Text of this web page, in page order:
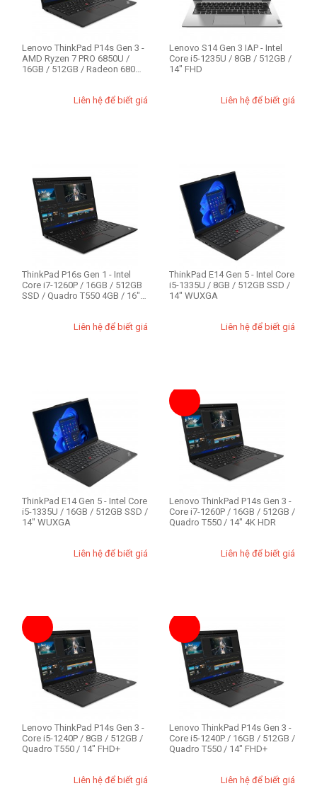
14.5 inch
15.6 inch
16 inch
Legion 5 Pro
Lenovo ThinkStation
ThinkPad Edge E
Nhu cầu sử dụng
Gaming
Thiết kế đồ họa
256GB
512GB
1TB
Option
E14
E14 Gen 4
ThinkStation P340
RAM - Bộ Nhớ
8GB
32GB
64GB
Lenovo ThinkPad P14s Gen 3 -
AMD Ryzen 7 PRO 6850U /
16GB / 512GB / Radeon 680M
Liên hệ để biết giá
Lenovo S14 Gen 3 IAP - Intel
Core i5-1235U / 8GB / 512GB /
14" FHD
Liên hệ để biết giá
ThinkPad P16s Gen 1 - Intel
Core i7-1260P / 16GB / 512GB
SSD / Quadro T550 4GB / 16"
Liên hệ để biết giá
ThinkPad E14 Gen 5 - Intel Core
i5-1335U / 8GB / 512GB SSD /
14" WUXGA
Liên hệ để biết giá
ThinkPad E14 Gen 5 - Intel Core
i5-1335U / 16GB / 512GB SSD /
14" WUXGA
Liên hệ để biết giá
Lenovo ThinkPad P14s Gen 3 -
Core i7-1260P / 16GB / 512GB /
Quadro T550 / 14" 4K HDR
Liên hệ để biết giá
Lenovo ThinkPad P14s Gen 3 -
Core i5-1240P / 8GB / 512GB /
Quadro T550 / 14" FHD+
Liên hệ để biết giá
Lenovo ThinkPad P14s Gen 3 -
Core i5-1240P / 16GB / 512GB /
Quadro T550 / 14" FHD+
Liên hệ để biết giá